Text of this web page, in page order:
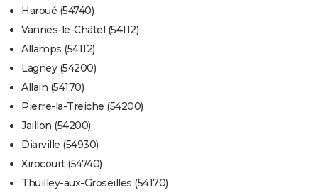
Haroué (54740)
Vannes-le-Châtel (54112)
Allamps (54112)
Lagney (54200)
Allain (54170)
Pierre-la-Treiche (54200)
Jaillon (54200)
Diarville (54930)
Xirocourt (54740)
Thuilley-aux-Groseilles (54170)